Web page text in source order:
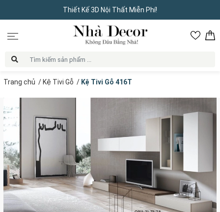
Thiết Kế 3D Nội Thất Miễn Phí!
Trang chủ / Kệ Tivi Gỗ / Kệ Tivi Gỗ 416T